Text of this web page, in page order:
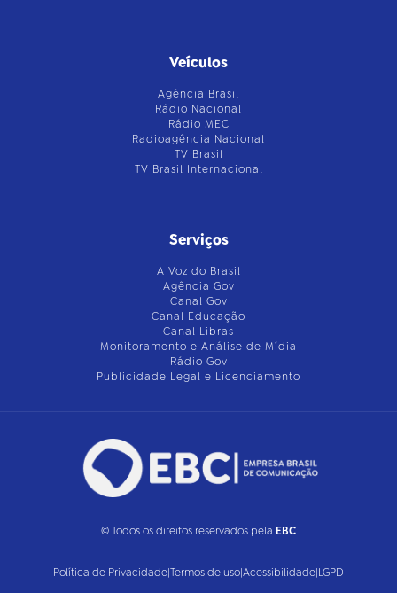
Veículos
Agência Brasil
Rádio Nacional
Rádio MEC
Radioagência Nacional
TV Brasil
TV Brasil Internacional
Serviços
A Voz do Brasil
Agência Gov
Canal Gov
Canal Educação
Canal Libras
Monitoramento e Análise de Mídia
Rádio Gov
Publicidade Legal e Licenciamento
© Todos os direitos reservados pela EBC
Política de Privacidade|Termos de uso|Acessibilidade|LGPD